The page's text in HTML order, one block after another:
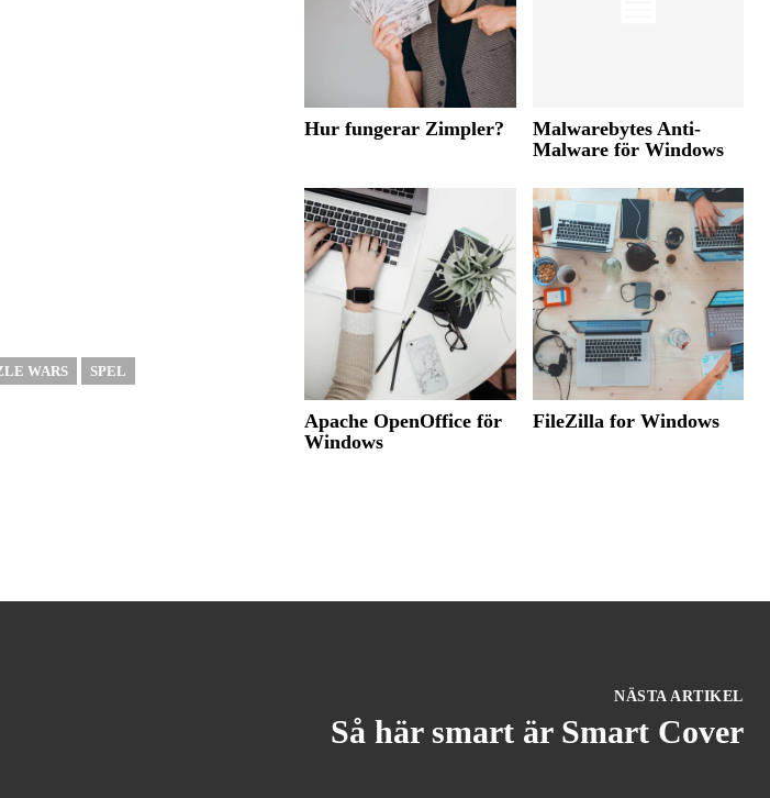
WARS SPEL
Hur fungerar Zimpler?
Malwarebytes Anti-
Malware för Windows
Apache OpenOffice för
Windows
FileZilla for Windows
NÄSTA ARTIKEL
Så här smart är Smart Cover